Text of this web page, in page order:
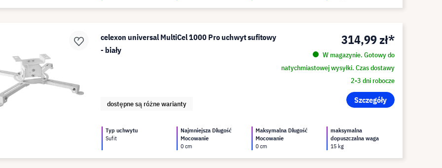
celexon universal MultiCel 1000 Pro uchwyt sufitowy
- biały
314,99 zł*
W magazynie. Gotowy do
natychmiastowej wysyłki. Czas dostawy
2-3 dni robocze
Szczegóły
dostępne są różne warianty
Typ uchwytu
Sufit
Najmniejsza Długość
Mocowanie
0 cm
Maksymalna Długość
Mocowanie
0 cm
maksymalna
dopuszczalna waga
15 kg